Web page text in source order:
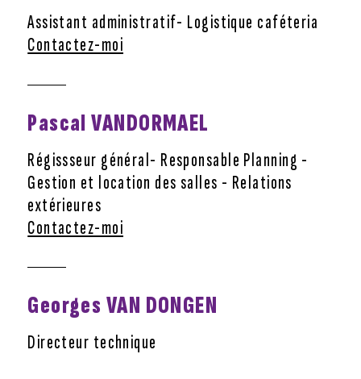
Assistant administratif- Logistique caféteria
Contactez-moi
Pascal VANDORMAEL
Régissseur général- Responsable Planning -
Gestion et location des salles - Relations
extérieures
Contactez-moi
Georges VAN DONGEN
Directeur technique